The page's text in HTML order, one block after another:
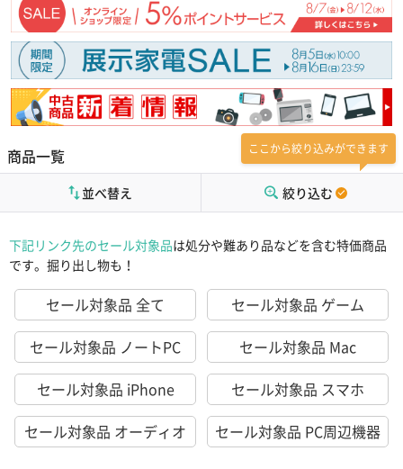
商品一覧 ここから絞り込みができます
絞り込む
並べ替え
下記リンク先のセール対象品は処分や難あり品などを含む特価商品
です。掘り出し物も！
セール対象品 全て
セール対象品 ゲーム
セール対象品 ノートPC
セール対象品 Mac
セール対象品 iPhone
セール対象品 スマホ
セール対象品 オーディオ
セール対象品 PC周辺機器